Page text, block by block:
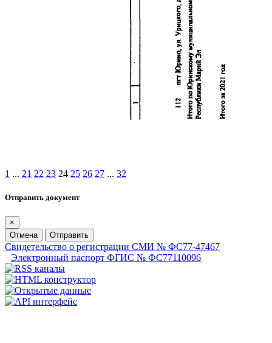
1 ... 21 22 23 24 25 26 27 ... 32
Отправить документ
×
Отмена
Отправить
Свидетельство о регистрации СМИ № ФС77-47467
Электронный паспорт ФГИС № ФС77110096